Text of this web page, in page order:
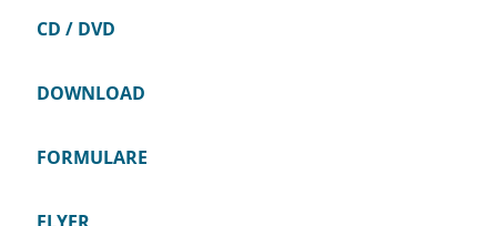
CD / DVD
DOWNLOAD
FORMULARE